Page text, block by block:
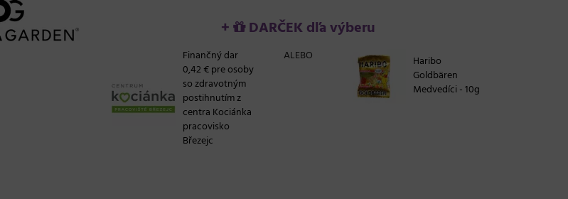
+ DARČEK dľa výberu
Finančný dar
0,42 € pre osoby
so zdravotným
postihnutím z
centra Kociánka
pracovisko
Březejc
ALEBO
Haribo
Goldbären
Medvedíci - 10g